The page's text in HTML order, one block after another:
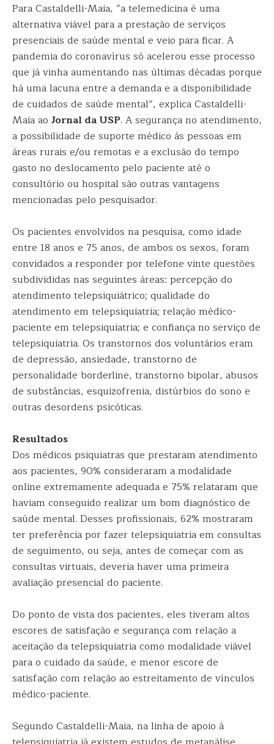
Para Castaldelli-Maia, “a telemedicina é uma
alternativa viável para a prestação de serviços
presenciais de saúde mental e veio para ficar. A
pandemia do coronavírus só acelerou esse processo
que já vinha aumentando nas últimas décadas porque
há uma lacuna entre a demanda e a disponibilidade
de cuidados de saúde mental”, explica Castaldelli-
Maia ao Jornal da USP. A segurança no atendimento,
a possibilidade de suporte médico às pessoas em
áreas rurais e/ou remotas e a exclusão do tempo
gasto no deslocamento pelo paciente até o
consultório ou hospital são outras vantagens
mencionadas pelo pesquisador.
Os pacientes envolvidos na pesquisa, como idade
entre 18 anos e 75 anos, de ambos os sexos, foram
convidados a responder por telefone vinte questões
subdivididas nas seguintes áreas: percepção do
atendimento telepsiquiátrico; qualidade do
atendimento em telepsiquiatria; relação médico-
paciente em telepsiquiatria; e confiança no serviço de
telepsiquiatria. Os transtornos dos voluntários eram
de depressão, ansiedade, transtorno de
personalidade borderline, transtorno bipolar, abusos
de substâncias, esquizofrenia, distúrbios do sono e
outras desordens psicóticas.
Resultados
Dos médicos psiquiatras que prestaram atendimento
aos pacientes, 90% consideraram a modalidade
online extremamente adequada e 75% relataram que
haviam conseguido realizar um bom diagnóstico de
saúde mental. Desses profissionais, 62% mostraram
ter preferência por fazer telepsiquiatria em consultas
de seguimento, ou seja, antes de começar com as
consultas virtuais, deveria haver uma primeira
avaliação presencial do paciente.
Do ponto de vista dos pacientes, eles tiveram altos
escores de satisfação e segurança com relação a
aceitação da telepsiquiatria como modalidade viável
para o cuidado da saúde, e menor escore de
satisfação com relação ao estreitamento de vínculos
médico-paciente.
Segundo Castaldelli-Maia, na linha de apoio à